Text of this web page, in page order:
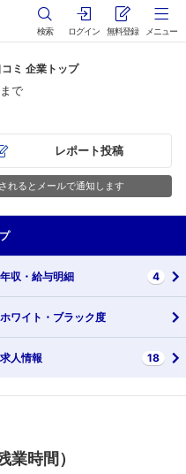
検索 ログイン 無料登録 メニュー
ミ 企業トップ
で
レポート投稿
れるとメールで通知します
年収・ 給与明細 4
ホワイト・ ブラック度
求人情報 18
業時間）